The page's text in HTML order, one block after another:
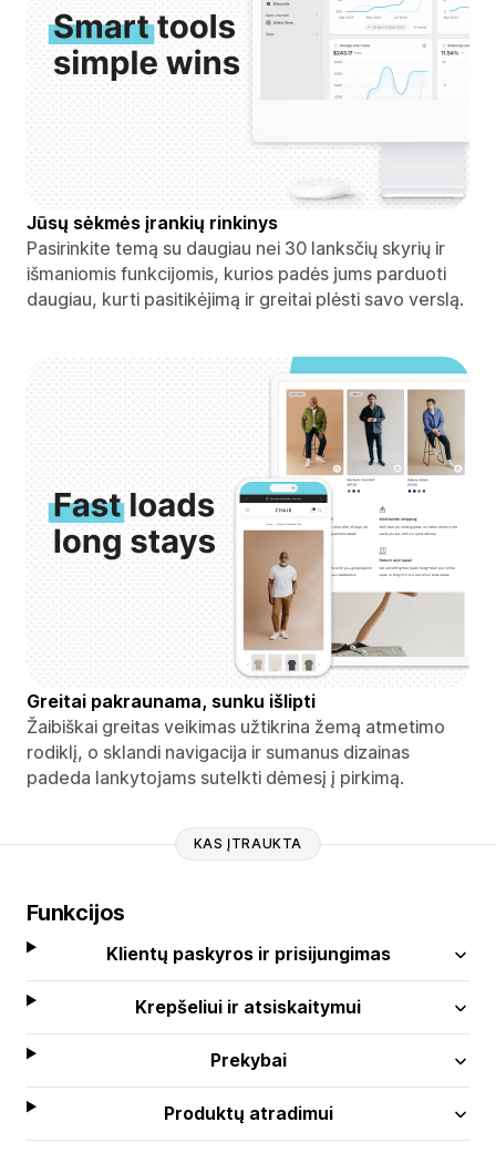
Jūsų sėkmės įrankių rinkinys
Pasirinkite temą su daugiau nei 30 lanksčių skyrių ir
išmaniomis funkcijomis, kurios padės jums parduoti
daugiau, kurti pasitikėjimą ir greitai plėsti savo verslą.
Greitai pakraunama, sunku išlipti
Žaibiškai greitas veikimas užtikrina žemą atmetimo
rodiklį, o sklandi navigacija ir sumanus dizainas
padeda lankytojams sutelkti dėmesį į pirkimą.
KAS ĮTRAUKTA
Funkcijos
Klientų paskyros ir prisijungimas
Krepšeliui ir atsiskaitymui
Prekybai
Produktų atradimui